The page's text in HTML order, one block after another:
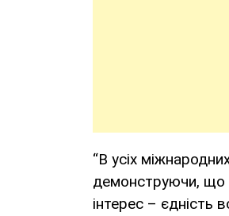
“В усіх
демонструючи, що
інтерес – єдність